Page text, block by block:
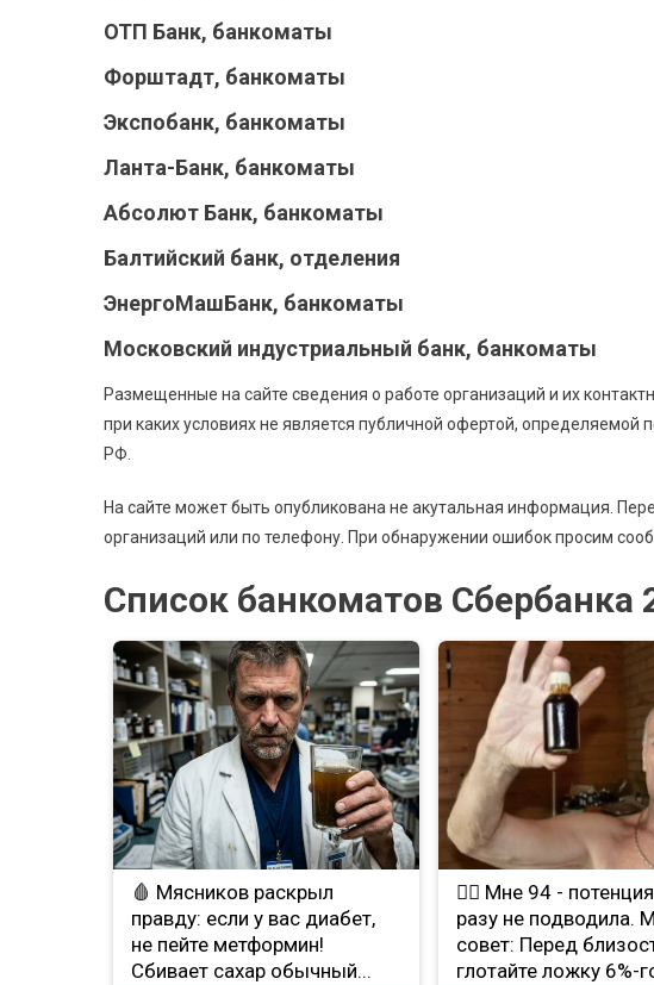
ОТП Банк, банкоматы
Форштадт, банкоматы
Экспобанк, банкоматы
Ланта-Банк, банкоматы
Абсолют Банк, банкоматы
Балтийский банк, отделения
ЭнергоМашБанк, банкоматы
Московский индустриальный банк, банкоматы
Размещенные на сайте сведения о работе организаций и их
при каких условиях не является публичной офертой,
РФ.
На сайте может быть опубликована не акутальная информация.
организаций или по телефону. При обнаружении ошибок просим
Список банкоматов Сбербанка
🩸 Мясников раскрыл
правду: если у вас диабет,
не пейте метформин!
Сбивает сахар обычный...
❤️‍🔥 Мне 94 -
разу не подводила.
совет: Перед
глотайте ложку 6%-